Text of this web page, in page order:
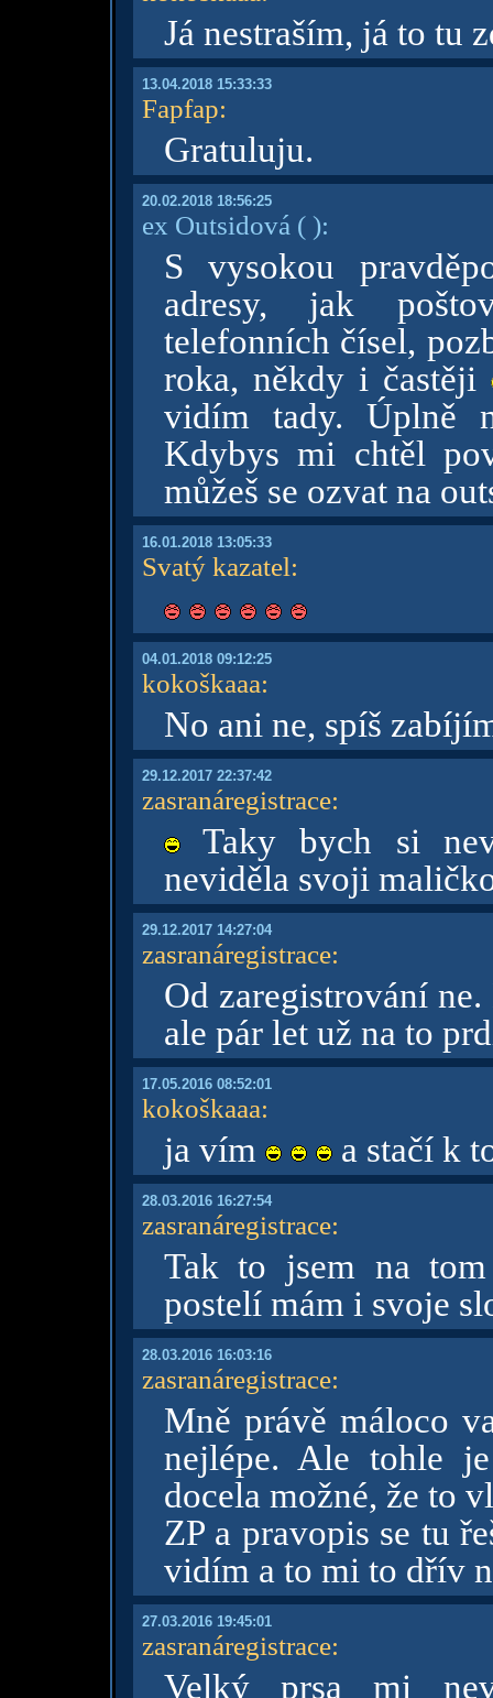
Já nestraším, já to tu
13.04.2018 15:33:33
Fapfap:
Gratuluju.
20.02.2018 18:56:25
ex Outsidová ( ):
S vysokou
adresy, jak
telefonních čísel,
roka, někdy i častěji
vidím tady. Úplně
Kdybys mi chtěl
můžeš se ozvat na
16.01.2018 13:05:33
Svatý kazatel:
04.01.2018 09:12:25
kokoškaaa:
No ani ne, spíš
29.12.2017 22:37:42
zasranáregistrace:
Taky bych si
neviděla svoji
29.12.2017 14:27:04
zasranáregistrace:
Od zaregistrování
ale pár let už na to
17.05.2016 08:52:01
kokoškaaa:
ja vím a stačí k
28.03.2016 16:27:54
zasranáregistrace:
Tak to jsem na
postelí mám i svoje
28.03.2016 16:03:16
zasranáregistrace:
Mně právě máloco
nejlépe. Ale tohle
docela možné, že to
ZP a pravopis se tu
vidím a to mi to dřív
27.03.2016 19:45:01
zasranáregistrace:
Velký prsa mi